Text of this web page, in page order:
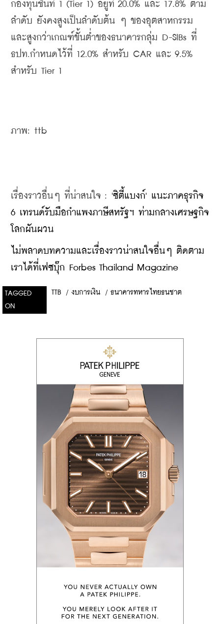
กองทุนชั้นที่ 1 (Tier 1) อยู่ที่ 20.0% และ 17.8% ตาม
ลำดับ ยังคงสูงเป็นลำดับต้น ๆ ของอุตสาหกรรม
และสูงกว่าเกณฑ์ขั้นต่ำของธนาคารกลุ่ม D-SIBs ที่
ธปท.กำหนดไว้ที่ 12.0% สำหรับ CAR และ 9.5%
สำหรับ Tier 1
ภาพ: ttb
เรื่องราวอื่นๆ ที่น่าสนใจ : 'ซิตี้แบงก์' แนะภาคธุรกิจ
6 เทรนด์รับมือกำแพงภาษีสหรัฐฯ ท่ามกลางเศรษฐกิจ
โลกผันผวน
ไม่พลาดบทความและเรื่องราวน่าสนใจอื่นๆ ติดตาม
เราได้ที่เฟซบุ๊ก Forbes Thailand Magazine
TAGGED
ON
TTB / งบการเงิน / ธนาคารทหารไทยธนชาต